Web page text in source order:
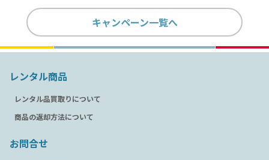
キャンペーン一覧へ
レンタル商品
レンタル品買取りについて
商品の返却方法について
お問合せ